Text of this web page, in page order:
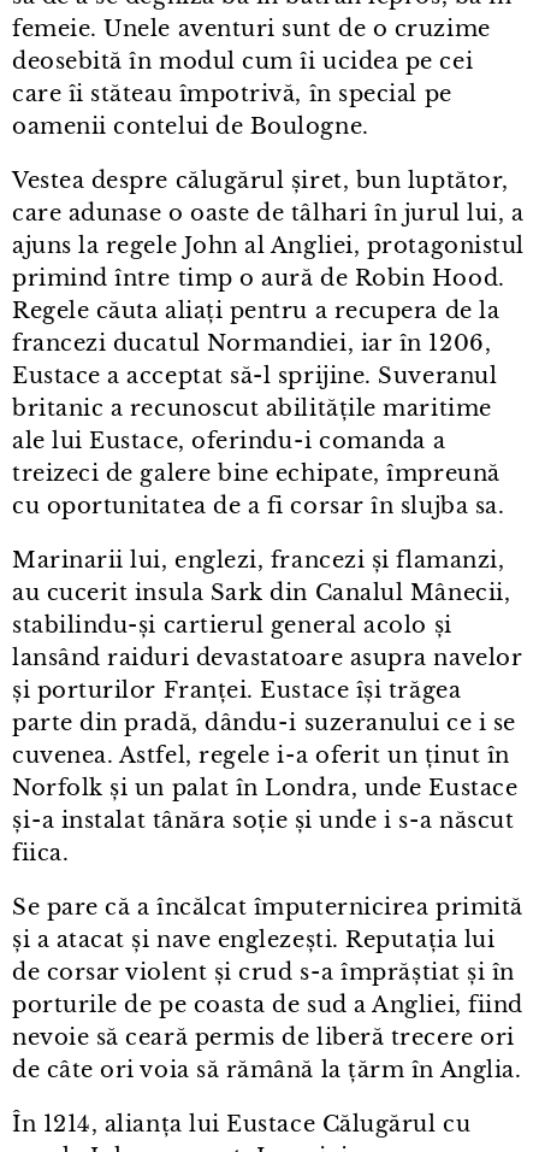
femeie. Unele aventuri sunt de o cruzime
deosebită în modul cum îi ucidea pe cei
care îi stăteau împotrivă, în special pe
oamenii contelui de Boulogne.
Vestea despre călugărul șiret, bun luptător,
care adunase o oaste de tâlhari în jurul lui, a
ajuns la regele John al Angliei, protagonistul
primind între timp o aură de Robin Hood.
Regele căuta aliați pentru a recupera de la
francezi ducatul Normandiei, iar în 1206,
Eustace a acceptat să-l sprijine. Suveranul
britanic a recunoscut abilitățile maritime
ale lui Eustace, oferindu⁠-⁠i comanda a
treizeci de galere bine echipate, împreună
cu oportunitatea de a fi corsar în slujba sa.
Marinarii lui, englezi, francezi și flamanzi,
au cucerit insula Sark din Canalul Mânecii,
stabilindu-și cartierul general acolo și
lansând raiduri devastatoare asupra navelor
și porturilor Franței. Eustace își trăgea
parte din pradă, dându⁠-⁠i suzeranului ce i se
cuvenea. Astfel, regele i⁠-⁠a oferit un ținut în
Norfolk și un palat în Londra, unde Eustace
și⁠-⁠a instalat tânăra soție și unde i s⁠-⁠a născut
fiica.
Se pare că a încălcat împuternicirea primită
și a atacat și nave englezești. Reputația lui
de corsar violent și crud s⁠-⁠a împrăștiat și în
porturile de pe coasta de sud a Angliei, fiind
nevoie să ceară permis de liberă trecere ori
de câte ori voia să rămână la țărm în Anglia.
În 1214, alianța lui Eustace Călugărul cu